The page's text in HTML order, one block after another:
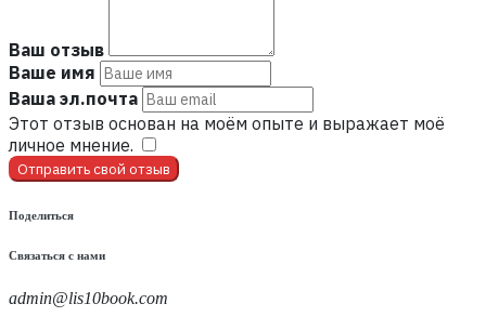
Ваш отзыв
Ваше имя
Ваша эл.почта
Этот отзыв основан на моём опыте и выражает моё
личное мнение.
Отправить свой отзыв
Поделиться
Связаться с нами
admin@lis10book.com